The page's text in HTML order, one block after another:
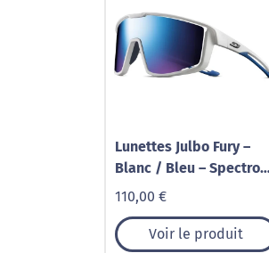
Lunettes Julbo Fury –
Blanc / Bleu – Spectron
3
110,00 €
Voir le produit